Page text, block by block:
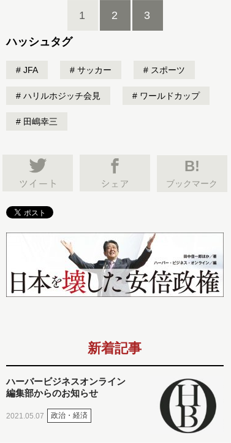
1 2 3
ハッシュタグ
JFA サッカー スポーツ
ハリルホジッチ会見 ワールドカップ
田嶋幸三
B!
ブックマーク
新着記事
ハーバービジネスオンライン
編集部からのお知らせ
2021.05.07 政治・経済